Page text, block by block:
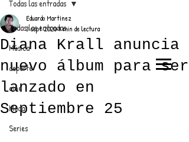
EL TRENDY TOP
CON EDDY MARTINEZ
Todas las entradas
Música
deporte
cine
Moda
Series
Todas las entradas
Diana Krall anuncia
nuevo álbum para ser
lanzado en
Septiembre 25
Eduardo Martínez
3 sept 20201 min de lectura